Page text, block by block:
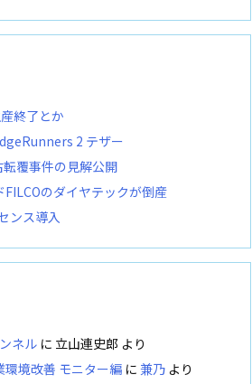
終了とか
2 テザー
覆事件の見解公開
のダイヤテックが倒産
ンス導入
ネル に 立山連史郎 より
境改善 モニター編 に 兼乃 より